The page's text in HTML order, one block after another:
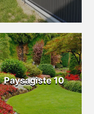
Paysagiste 10